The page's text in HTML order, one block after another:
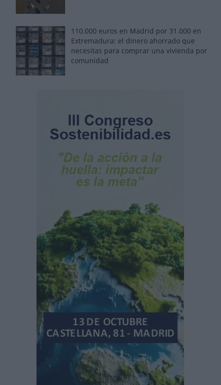
110.000 euros en Madrid por 31.000 en
Extremadura: el dinero ahorrado que
necesitas para comprar una vivienda por
comunidad